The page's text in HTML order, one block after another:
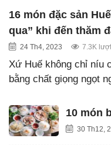
16 món đặc sản
qua” khi đến thăm
24 Th4, 2023 7.3K
Xứ Huế không chỉ níu
bằng chất giọng ngọt
10 món
30 Th12,